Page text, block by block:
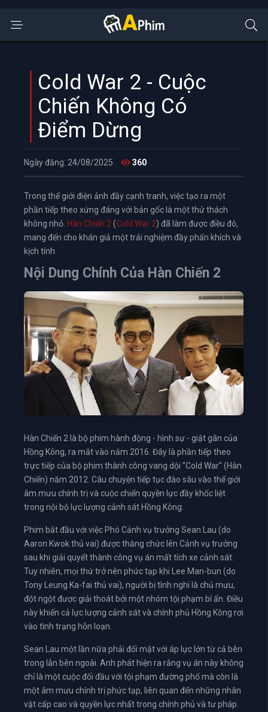
Cold War 2 - Cuộc
Chiến Không Có
Điểm Dừng
Ngày đăng: 24/08/2025 360
Trong thế giới điện ảnh đầy cạnh tranh, việc tạo ra một
phần tiếp theo xứng đáng với bản gốc là một thử thách
không nhỏ. Hàn Chiến 2 (Cold War 2) đã làm được điều đó,
mang đến cho khán giả một trải nghiệm đầy phấn khích và
kịch tính.
Nội Dung Chính Của Hàn Chiến 2
Hàn Chiến 2 là bộ phim hành động - hình sự - giật gân của
Hồng Kông, ra mắt vào năm 2016. Đây là phần tiếp theo
trực tiếp của bộ phim thành công vang dội "Cold War" (Hàn
Chiến) năm 2012. Câu chuyện tiếp tục đào sâu vào thế giới
âm mưu chính trị và cuộc chiến quyền lực đầy khốc liệt
trong nội bộ lực lượng cảnh sát Hồng Kông.
Phim bắt đầu với việc Phó Cảnh vụ trưởng Sean Lau (do
Aaron Kwok thủ vai) được thăng chức lên Cảnh vụ trưởng
sau khi giải quyết thành công vụ án mất tích xe cảnh sát.
Tuy nhiên, mọi thứ trở nên phức tạp khi Lee Man-bun (do
Tony Leung Ka-fai thủ vai), người bị tình nghi là chủ mưu,
đột ngột được giải thoát bởi một nhóm tội phạm bí ẩn. Điều
này khiến cả lực lượng cảnh sát và chính phủ Hồng Kông rơi
vào tình trạng hỗn loạn.
Sean Lau một lần nữa phải đối mặt với áp lực lớn từ cả bên
trong lẫn bên ngoài. Anh phát hiện ra rằng vụ án này không
chỉ là một cuộc đối đầu với tội phạm đường phố mà còn là
một âm mưu chính trị phức tạp, liên quan đến những nhân
vật cấp cao và quyền lực nhất trong chính phủ và tư pháp.